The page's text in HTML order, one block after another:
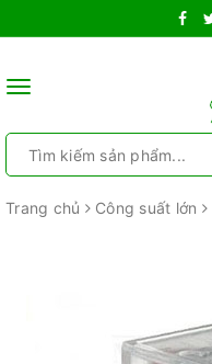
Toggle
Trang chủ Công suất lớn